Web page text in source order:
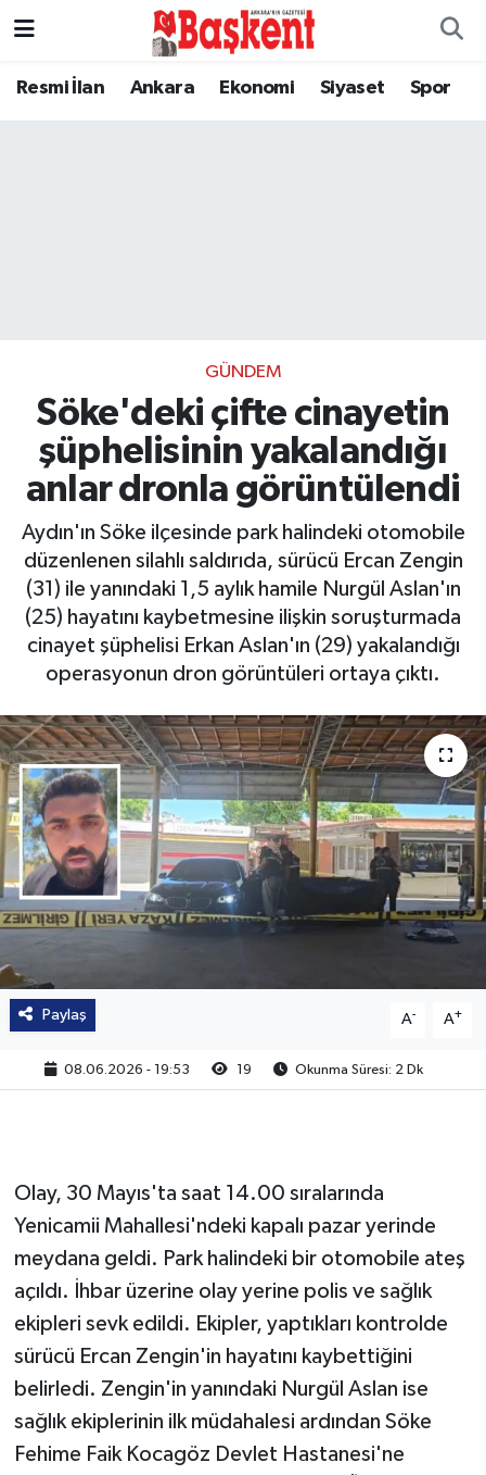
Resmi İlan Ankara Ekonomi Siyaset Spor
GÜNDEM
Söke'deki çifte cinayetin
şüphelisinin yakalandığı
anlar dronla görüntülendi
Aydın'ın Söke ilçesinde park halindeki otomobile
düzenlenen silahlı saldırıda, sürücü Ercan Zengin
(31) ile yanındaki 1,5 aylık hamile Nurgül Aslan'ın
(25) hayatını kaybetmesine ilişkin soruşturmada
cinayet şüphelisi Erkan Aslan'ın (29) yakalandığı
operasyonun dron görüntüleri ortaya çıktı.
Paylaş A- A+
08.06.2026 - 19:53 19 Okunma Süresi: 2 Dk
Olay, 30 Mayıs'ta saat 14.00 sıralarında
Yenicamii Mahallesi'ndeki kapalı pazar yerinde
meydana geldi. Park halindeki bir otomobile ateş
açıldı. İhbar üzerine olay yerine polis ve sağlık
ekipleri sevk edildi. Ekipler, yaptıkları kontrolde
sürücü Ercan Zengin'in hayatını kaybettiğini
belirledi. Zengin'in yanındaki Nurgül Aslan ise
sağlık ekiplerinin ilk müdahalesi ardından Söke
Fehime Faik Kocagöz Devlet Hastanesi'ne